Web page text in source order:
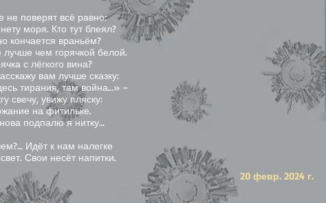
не поверят всё равно:
нету моря. Кто тут блеял?
кончается враньём?
лучше чем горячкой белой.
с лёгкого вина?
вам лучше сказку:
тирания, там война…» –
свечу, увижу пляску:
на фитильке.
подпалю я нитку…
Идёт к нам налегке
Свои несёт напитки.
20 февр. 2024 г.